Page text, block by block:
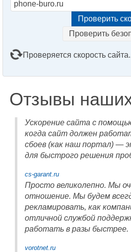
Проверить
Проверяется скорость
Отзывы
Ускорение сайта с
когда сайт должен
сбоев (как наш портал) —
для быстрого решения
cs-garant.ru
Просто великолепно. Мы
отношение. Мы будем
рекламировать, как
отличной службой
работать в разы быстрее.
vorotnet.ru